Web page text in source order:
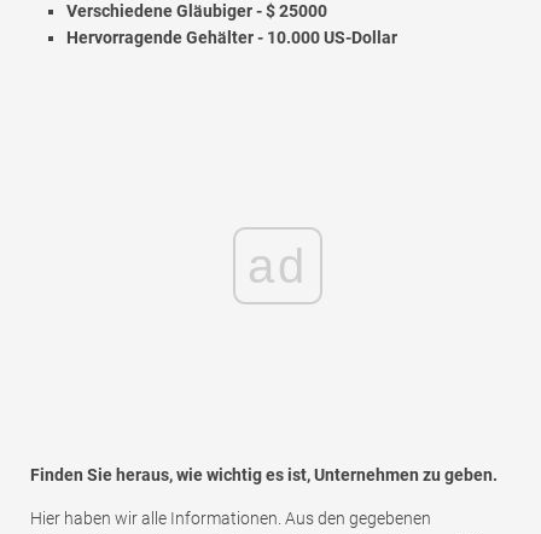
Verschiedene Gläubiger - $ 25000
Hervorragende Gehälter - 10.000 US-Dollar
ad
Finden Sie heraus, wie wichtig es ist, Unternehmen zu geben.
Hier haben wir alle Informationen. Aus den gegebenen